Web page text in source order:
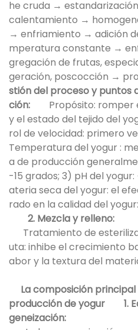
he cruda →
calentamiento →
→ enfriamiento → adición
mperatura constante →
gregación de frutas,
geración, poscocción →
stión del proceso y puntos
ción: Propósito: romper
y el estado del tejido del
rol de velocidad: primero
Temperatura del yogur :
a de producción
-15 grados; 3) pH del
ateria seca del yogur: el
rado en la calidad del yogur:
2. Mezcla y relleno:
Tratamiento de
uta: inhibe el crecimiento
abor y la textura del
La composición
producción de yogur
1.
geneización: